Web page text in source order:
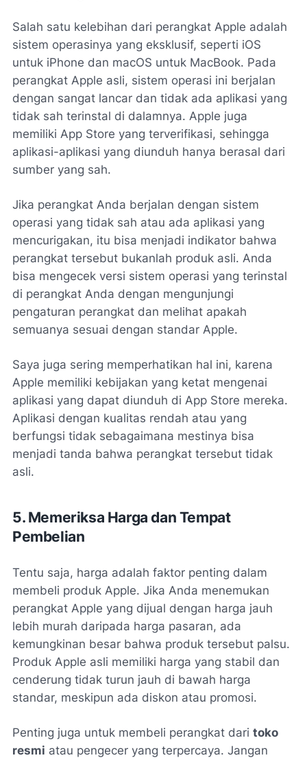
Salah satu kelebihan dari perangkat Apple adalah
sistem operasinya yang eksklusif, seperti iOS
untuk iPhone dan macOS untuk MacBook. Pada
perangkat Apple asli, sistem operasi ini berjalan
dengan sangat lancar dan tidak ada aplikasi yang
tidak sah terinstal di dalamnya. Apple juga
memiliki App Store yang terverifikasi, sehingga
aplikasi-aplikasi yang diunduh hanya berasal dari
sumber yang sah.
Jika perangkat Anda berjalan dengan sistem
operasi yang tidak sah atau ada aplikasi yang
mencurigakan, itu bisa menjadi indikator bahwa
perangkat tersebut bukanlah produk asli. Anda
bisa mengecek versi sistem operasi yang terinstal
di perangkat Anda dengan mengunjungi
pengaturan perangkat dan melihat apakah
semuanya sesuai dengan standar Apple.
Saya juga sering memperhatikan hal ini, karena
Apple memiliki kebijakan yang ketat mengenai
aplikasi yang dapat diunduh di App Store mereka.
Aplikasi dengan kualitas rendah atau yang
berfungsi tidak sebagaimana mestinya bisa
menjadi tanda bahwa perangkat tersebut tidak
asli.
5. Memeriksa Harga dan Tempat
Pembelian
Tentu saja, harga adalah faktor penting dalam
membeli produk Apple. Jika Anda menemukan
perangkat Apple yang dijual dengan harga jauh
lebih murah daripada harga pasaran, ada
kemungkinan besar bahwa produk tersebut palsu.
Produk Apple asli memiliki harga yang stabil dan
cenderung tidak turun jauh di bawah harga
standar, meskipun ada diskon atau promosi.
Penting juga untuk membeli perangkat dari toko
resmi atau pengecer yang terpercaya. Jangan